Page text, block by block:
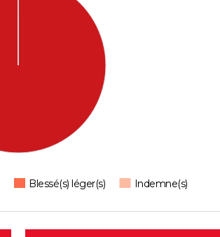
Blessé(s) léger(s) Indemne(s)